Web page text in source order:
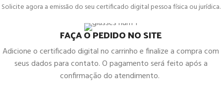
Solicite agora a emissão do seu certificado digital pessoa física ou jurídica.
FAÇA O PEDIDO NO SITE
Adicione o certificado digital no carrinho e finalize a compra com
seus dados para contato. O pagamento será feito após a
confirmação do atendimento.